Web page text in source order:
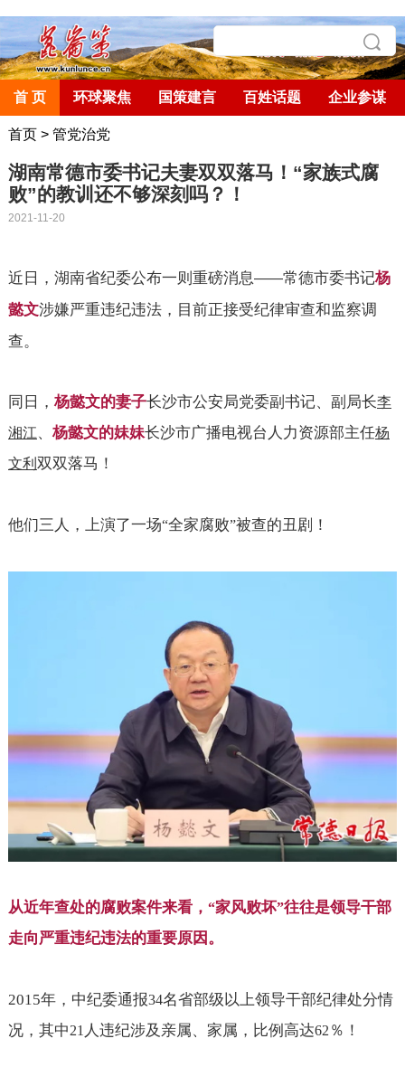
首 页 环球聚焦 国策建言 百姓话题 企业参谋
首页> 管党治党
湖南常德市委书记夫妻双双落马！“家族式腐
败”的教训还不够深刻吗？！
2021-11-20
近日，湖南省纪委公布一则重磅消息——常德市委书记杨
懿文涉嫌严重违纪违法，目前正接受纪律审查和监察调
查。
同日， 杨懿文的妻子长沙市公安局党委副书记、副局长李
湘江、 杨懿文的妹妹长沙市广播电视台人力资源部主任杨
文利 双双落马！
他们三人，上演了一场“全家腐败”被查的丑剧！
从近年查处的腐败案件来看， “家风败坏”往往是领导干部
走向严重违纪违法的重要原因。
2015年，中纪委通报34名省部级以上领导干部纪律处分情
况，其中21 人违纪涉及亲属、家属，比例高达62％！